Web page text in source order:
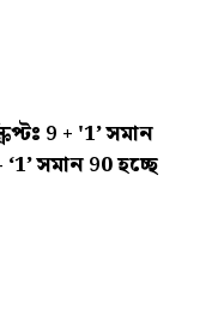
9 + '1’ সমান
সমান 90 হচ্ছে